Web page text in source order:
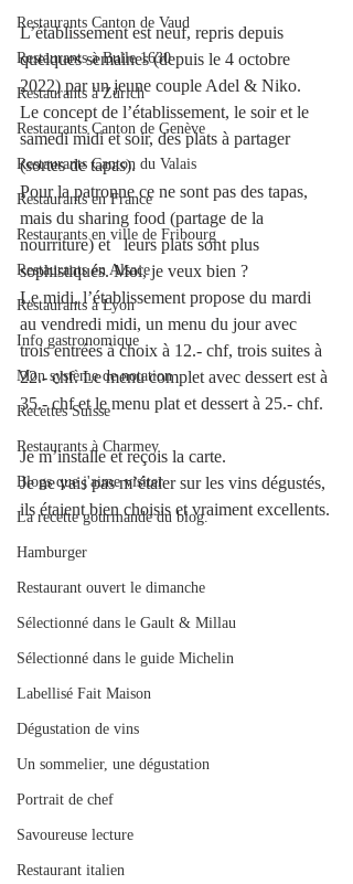
Restaurants Canton de Vaud
Restaurants à Bulle 1630
Restaurants à Zürich
Restaurants Canton de Genève
Restaurants Canton du Valais
Restaurants en France
Restaurants en ville de Fribourg
Restaurants en Alsace
Restaurants à Lyon
Info gastronomique
Mon système de notation
Recettes Suisse
Restaurants à Charmey
Blogs que j'aime visiter
La recette gourmande du blog.
Hamburger
Restaurant ouvert le dimanche
Sélectionné dans le Gault & Millau
Sélectionné dans le guide Michelin
Labellisé Fait Maison
Dégustation de vins
Un sommelier, une dégustation
Portrait de chef
Savoureuse lecture
Restaurant italien
L’établissement est neuf, repris depuis
quelques semaines (depuis le 4 octobre
2022) par un jeune couple Adel & Niko.
Le concept de l’établissement, le soir et le
samedi midi et soir, des plats à partager
(sortes de tapas).
Pour la patronne ce ne sont pas des tapas,
mais du sharing food (partage de la
nourriture) et   leurs plats sont plus
sophistiqués. Moi, je veux bien ?
Le midi, l’établissement propose du mardi
au vendredi midi, un menu du jour avec
trois entrées à choix à 12.- chf, trois suites à
22.- chf. Le menu complet avec dessert est à
35.- chf et le menu plat et dessert à 25.- chf.
Je m’installe et reçois la carte.
Je ne vais pas m’étaler sur les vins dégustés,
ils étaient bien choisis et vraiment excellents.